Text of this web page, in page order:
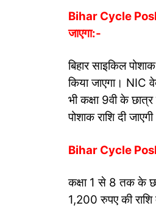
Bihar Cycle
जाएगा:-
बिहार साइकिल
किया जाएगा। NIC
भी कक्षा 9वी के
पोशाक राशि दी
Bihar Cycle
कक्षा 1 से 8 तक के
1,200 रुपए की राशि